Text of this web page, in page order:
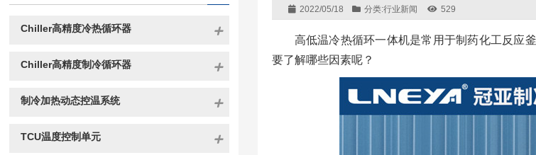
2022/05/18 分类:行业新闻 529
高低温冷热循环一体机是常用于制药化工反应
要了解哪些因素呢？
Chiller高精度冷热循环器
Chiller高精度制冷循环器
制冷加热动态控温系统
TCU温度控制单元